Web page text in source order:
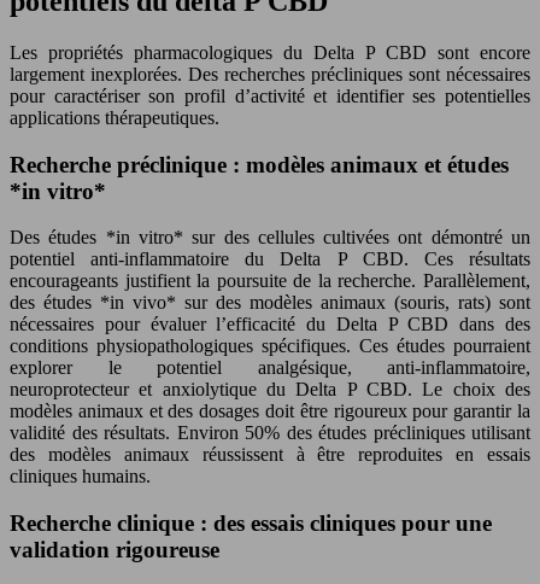
Les propriétés pharmacologiques du Delta P CBD sont encore
largement inexplorées. Des recherches précliniques sont nécessaires
pour caractériser son profil d’activité et identifier ses potentielles
applications thérapeutiques.
Recherche préclinique : modèles animaux et études
*in vitro*
Des études *in vitro* sur des cellules cultivées ont démontré un
potentiel anti-inflammatoire du Delta P CBD. Ces résultats
encourageants justifient la poursuite de la recherche. Parallèlement,
des études *in vivo* sur des modèles animaux (souris, rats) sont
nécessaires pour évaluer l’efficacité du Delta P CBD dans des
conditions physiopathologiques spécifiques. Ces études pourraient
explorer le potentiel analgésique, anti-inflammatoire,
neuroprotecteur et anxiolytique du Delta P CBD. Le choix des
modèles animaux et des dosages doit être rigoureux pour garantir la
validité des résultats. Environ 50% des études précliniques utilisant
des modèles animaux réussissent à être reproduites en essais
cliniques humains.
Recherche clinique : des essais cliniques pour une
validation rigoureuse